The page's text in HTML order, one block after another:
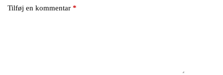
Tilføj en kommentar *